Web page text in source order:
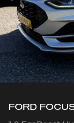
FORD